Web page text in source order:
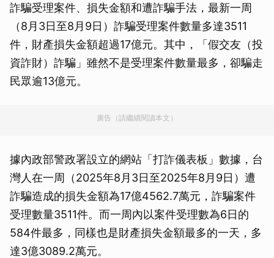
詐騙受理案件、損失金額和遭詐騙手法，最新一周
（8月3日至8月9日）詐騙受理案件數量多達3511
件，財產損失金額超過17億元。其中，「假交友（投
資詐財）詐騙」雖然不是受理案件數量最多，卻騙走
民眾逾13億元。
廣告（請繼續閱讀本文）
據內政部警政署設立的網站「打詐儀表板」數據，台
灣人在一周（2025年8月3日至2025年8月9日）遭
詐騙造成的損失金額為17億4562.7萬元，詐騙案件
受理數量3511件。而一周內以案件受理數為6日的
584件最多，同樣也是財產損失金額最多的一天，多
達3億3089.2萬元。